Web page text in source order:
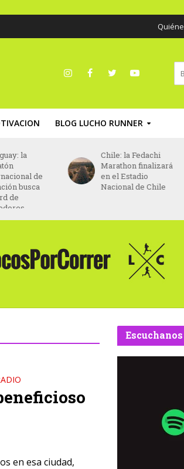
BLOG LUCHO RUNNER
la
de
busca
de
Chile: la Fedachi
Marathon finalizará
en el Estadio
Nacional de Chile
en esa ciudad,